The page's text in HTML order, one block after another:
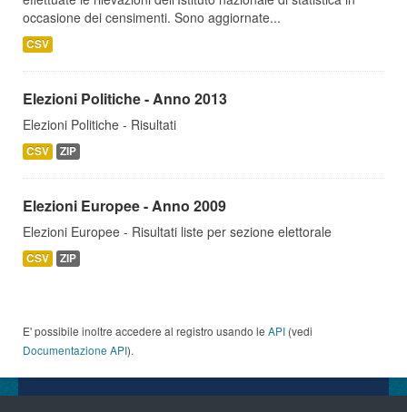
occasione dei censimenti. Sono aggiornate...
CSV
Elezioni Politiche - Anno 2013
Elezioni Politiche - Risultati
CSV ZIP
Elezioni Europee - Anno 2009
Elezioni Europee - Risultati liste per sezione elettorale
CSV ZIP
E' possibile inoltre accedere al registro usando le API (vedi
Documentazione API).